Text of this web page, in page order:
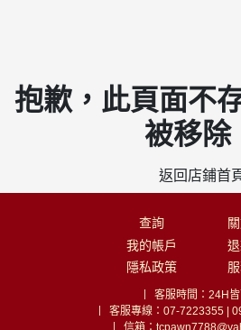
抱歉，此頁面不
被移除
返回店鋪首
查詢
我的帳戶
隱私政策
客服時間： 24H皆
客服專線： 07-7223355 |